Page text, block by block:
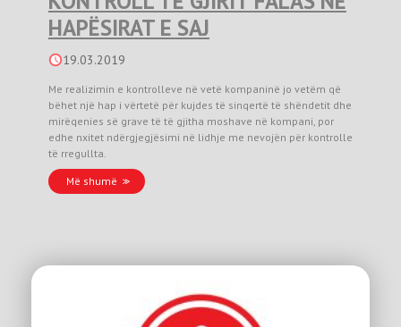
HAPËSIRAT E SAJ
19.03.2019
Me realizimin e kontrolleve në vetë kompaninë jo vetëm që
bëhet një hap i vërtetë për kujdes të sinqertë të shëndetit dhe
mirëqenies së grave të të gjitha moshave në kompani, por
edhe nxitet ndërgjegjësimi në lidhje me nevojën për kontrolle
të rregullta.
Më shumë